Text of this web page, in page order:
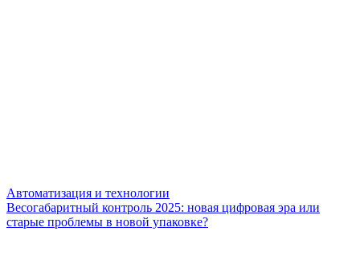
Автоматизация и технологии
Весогабаритный контроль 2025: новая цифровая эра или
старые проблемы в новой упаковке?